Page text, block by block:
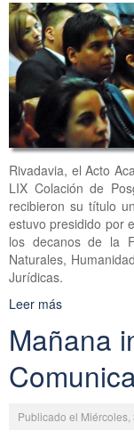
Rivadavia, el Acto
LIX Colación de
recibieron su título
estuvo presidido por
los decanos de la
Naturales,
Jurídicas.
Leer más
Mañana
Publicado el